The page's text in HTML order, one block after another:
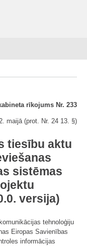
rīkojums Nr. 233
maijā (prot. Nr. 24 13. §)
tiesību aktu
sistēmas
versija)
tehnoloģiju
Eiropas Savienības
informācijas